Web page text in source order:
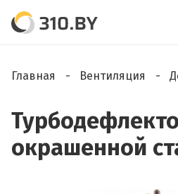
Главная Вентиляция
окрашенной